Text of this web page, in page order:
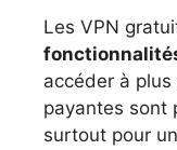
Les VPN
accéder à
payantes sont
surtout pour